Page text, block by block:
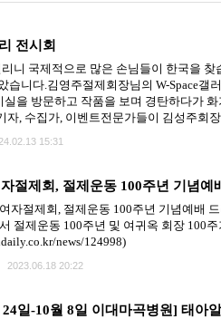
전시회
니 국제적으로 많은 손님들이 한국을
습니다.김영주절제회장님의 W-Space
실을 방문하고 작품을 보며 경탄하다가
자, 수집가, 이벤트전문가들이 김성주회
15:31
절제회, 절제운동 100주년 기념
자절제회, 절제운동 100주년 기념예배
절제운동 100주년 및 여귀옥 회장 100
news/124998)
2023.06.18 20:22
일-10월 8일 이대마곡병원] 태아